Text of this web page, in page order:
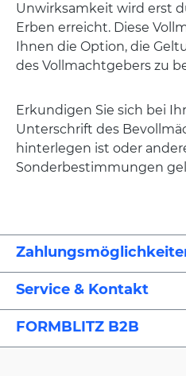
Unwirksamkeit wird erst
Erben erreicht. Diese
Ihnen die Option, die
des Vollmachtgebers zu
Erkundigen Sie sich bei
Unterschrift des
hinterlegen ist oder
Sonderbestimmungen
Service & Kontakt
FORMBLITZ B2B